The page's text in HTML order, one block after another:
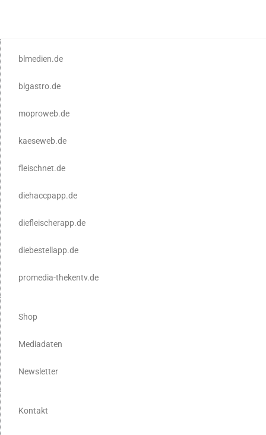
blmedien.de
blgastro.de
moproweb.de
kaeseweb.de
fleischnet.de
diehaccpapp.de
diefleischerapp.de
diebestellapp.de
promedia-thekentv.de
Shop
Mediadaten
Newsletter
Kontakt